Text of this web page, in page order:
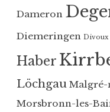
Dameron
Diemeringen Divoux
Haber
Löchgau Malgré-
Morsbronn-les-